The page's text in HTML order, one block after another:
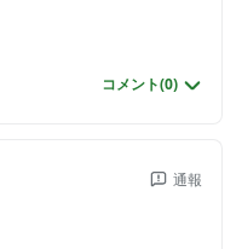
コメント(0)
通報